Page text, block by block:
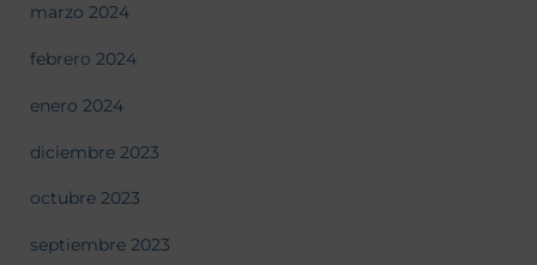
marzo 2024
febrero 2024
enero 2024
diciembre 2023
octubre 2023
septiembre 2023